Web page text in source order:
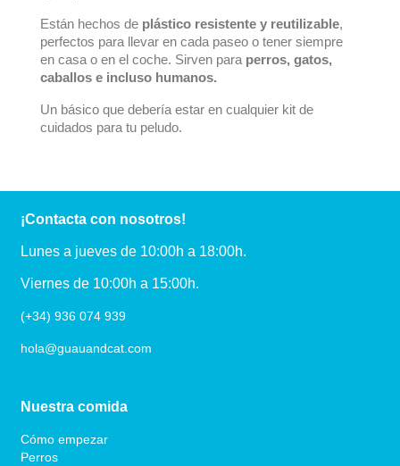
Están hechos de plástico resistente y reutilizable,
perfectos para llevar en cada paseo o tener siempre
en casa o en el coche. Sirven para perros, gatos,
caballos e incluso humanos.
Un básico que debería estar en cualquier kit de
cuidados para tu peludo.
¡Contacta con nosotros!
Lunes a jueves de 10:00h a 18:00h.
Viernes de 10:00h a 15:00h.
(+34) 936 074 939
hola@guauandcat.com
Nuestra comida
Cómo empezar
Perros